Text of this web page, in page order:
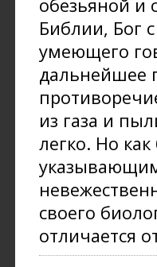
обезьяной и
Библии, Бог
умеющего
дальнейшее
из газа и
легко. Но
своего
отличается